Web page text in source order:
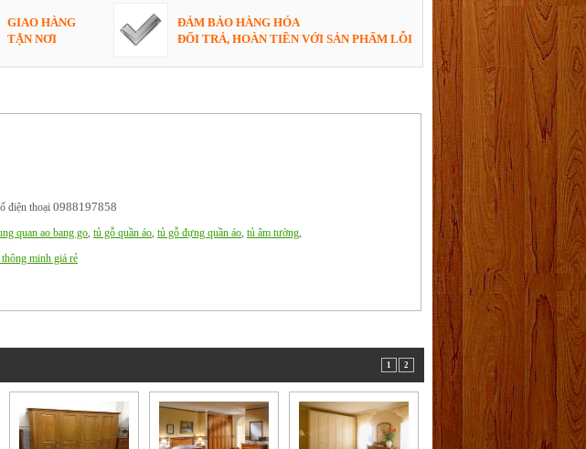
GIAO HÀNG
TẬN NƠI
ĐẢM BẢO HÀNG HÓA
ĐỔI TRẢ, HOÀN TIỀN VỚI SẢN PHẨM LỖI
điện thoại 0988197858
quan ao bang go, tủ gỗ quần áo, tủ gỗ đựng quần áo, tủ âm tường,
minh giá rẻ
1 2